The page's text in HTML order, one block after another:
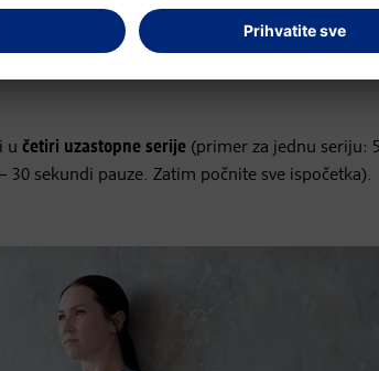
sebi i lagano njime kružite oko 30 sekundi.
u četiri uzastopne serije (primer za jednu seriju:
30 sekundi pauze. Zatim počnite sve ispočetka).